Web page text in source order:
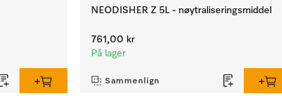
NEODISHER Z 5L - nøytraliseringsmiddel
761,00 kr
På lager
Sammenlign